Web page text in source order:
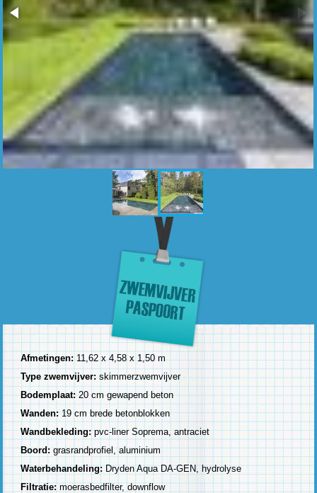
Afmetingen:11,62 x 4,58 x 1,50 m
Type zwemvijver:skimmerzwemvijver
Bodemplaat:20 cm gewapend beton
Wanden: 19 cm brede betonblokken
Wandbekleding:pvc-liner Soprema, antraciet
Boord:grasrandprofiel, aluminium
Waterbehandeling: Dryden Aqua DA-GEN, hydrolyse
Filtratie: moerasbedfilter, downflow